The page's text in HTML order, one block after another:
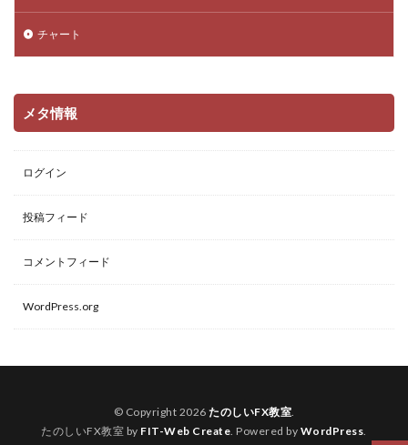
チャート
メタ情報
ログイン
投稿フィード
コメントフィード
WordPress.org
© Copyright 2026 たのしいFX教室.
たのしいFX教室 by FIT-Web Create. Powered by WordPress.